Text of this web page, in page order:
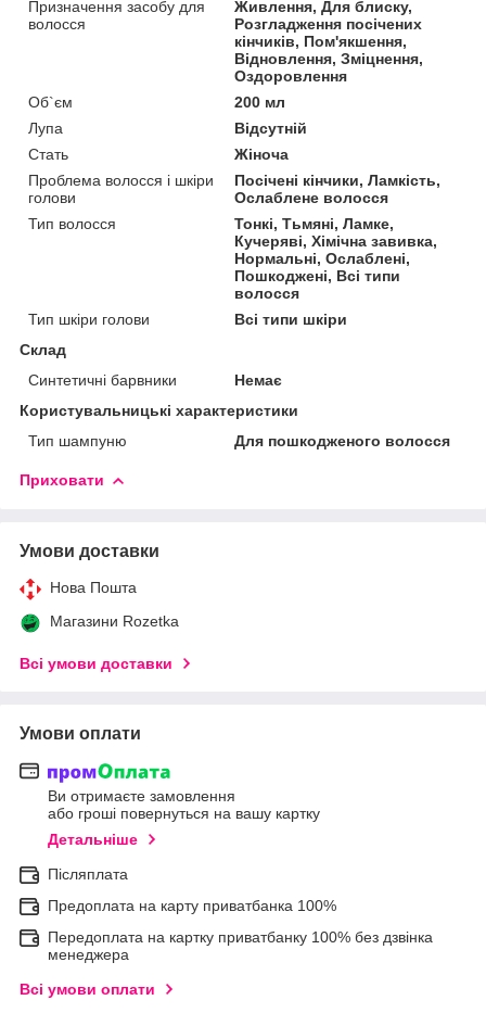
Призначення засобу для
волосся
Живлення, Для блиску,
Розгладження посічених
кінчиків, Пом'якшення,
Відновлення, Зміцнення,
Оздоровлення
Об`єм
200 мл
Лупа
Відсутній
Стать
Жіноча
Проблема волосся і шкіри
голови
Посічені кінчики, Ламкість,
Ослаблене волосся
Тип волосся
Тонкі, Тьмяні, Ламке,
Кучеряві, Хімічна завивка,
Нормальні, Ослаблені,
Пошкоджені, Всі типи
волосся
Тип шкіри голови
Всі типи шкіри
Склад
Синтетичні барвники
Немає
Користувальницькі характеристики
Тип шампуню
Для пошкодженого волосся
Приховати
Умови доставки
Нова Пошта
Магазини Rozetka
Всі умови доставки
Умови оплати
Ви отримаєте замовлення
або гроші повернуться на вашу картку
Детальніше
Післяплата
Предоплата на карту приватбанка 100%
Передоплата на картку приватбанку 100% без дзвінка
менеджера
Всі умови оплати